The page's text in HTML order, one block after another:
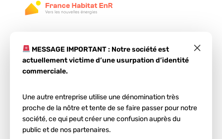
×
MESSAGE IMPORTANT : Notre société est
actuellement victime d’une usurpation d’identité
commerciale.
Une autre entreprise utilise une dénomination très
proche de la nôtre et tente de se faire passer pour notre
société, ce qui peut créer une confusion auprès du
public et de nos partenaires.
Étape 1
Votre projet